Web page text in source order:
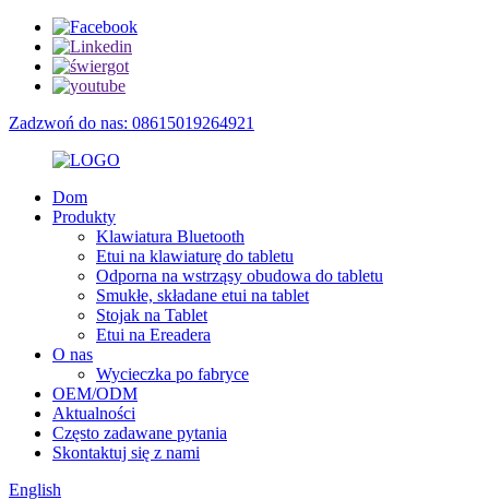
Zadzwoń do nas: 08615019264921
Dom
Produkty
Klawiatura Bluetooth
Etui na klawiaturę do tabletu
Odporna na wstrząsy obudowa do tabletu
Smukłe, składane etui na tablet
Stojak na Tablet
Etui na Ereadera
O nas
Wycieczka po fabryce
OEM/ODM
Aktualności
Często zadawane pytania
Skontaktuj się z nami
English